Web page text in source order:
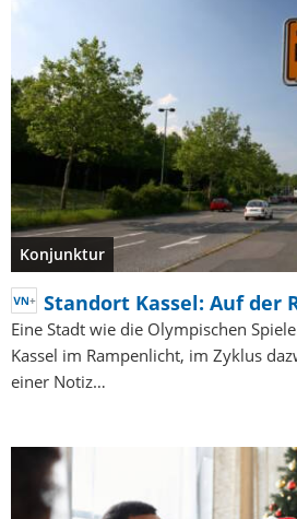
Konjunktur
Standort Kassel: Auf der
Eine Stadt wie die Olympischen
Kassel im Rampenlicht, im Zyklus
einer Notiz…